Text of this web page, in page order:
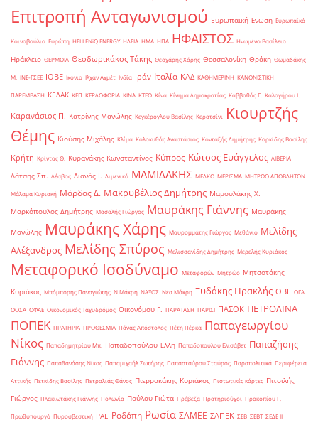
Επιτροπή Ανταγωνισμού Ευρωπαϊκή Ένωση Ευρωπαϊκό
Κοινοβούλιο Ευρώπη ΗELLENiQ ENERGY ΗΛΕΙΑ ΗΜΑ ΗΠΑ ΗΦΑΙΣΤΟΣ Ηνωμένο Βασίλειο
Ηράκλειο ΘΕΡΜΟΙΛ Θεοδωρικάκος Τάκης Θεοχάρης Χάρης Θεσσαλονίκη Θράκη Θωμαδάκης
Μ. ΙΝΕ-ΓΣΕΕ ΙΟΒΕ Ικόνιο Ιλχάν Αχμέτ Ινδία Ιράν Ιταλία ΚΑΔ ΚΑΘΗΜΕΡΙΝΗ ΚΑΝΟΝΙΣΤΙΚΗ
ΠΑΡΕΜΒΑΣΗ ΚΕΔΑΚ ΚΕΠ ΚΕΡΔΟΦΟΡΙΑ ΚΙΝΑ ΚΤΕΟ Κίνα Κίνημα Δημοκρατίας Καββαθάς Γ. Καλογήρου Ι.
Καρανάσιος Π. Κατρίνης Μανώλης Κεγκέρογλου Βασίλης Κερατσίνι
Κιουρτζής
Θέμης Κιούσης Μιχάλης Κλίμα Κολοκυθάς Αναστάσιος Κονταξής Δημήτρης Κορκίδης Βασίλης
Κρήτη Κρίντας Θ. Κυρανάκης Κωνσταντίνος Κύπρος Κώτσος Ευάγγελος ΛΙΒΕΡΙΑ
Λάτσης Σπ. Λέσβος Λιανός Ι. Λιμενικό ΜΑΜΙΔΑΚΗΣ ΜΕΛΚΟ ΜΕΡΙΣΜΑ ΜΗΤΡΩΟ ΑΠΟΒΛΗΤΩΝ
Μάλαμα Κυριακή Μάρδας Δ. Μακρυβέλιος Δημήτρης Μαμουλάκης Χ.
Μαρκόπουλος Δημήτρης Μασαλής Γιώργος Μαυράκης Γιάννης Μαυράκης
Μανώλης Μαυράκης Χάρης Μαυρομμάτης Γιώργος Μεθάνιο Μελίδης
Αλέξανδρος Μελίδης Σπύρος Μελισσανίδης Δημήτρης Μερελής Κυριάκος
Μεταφορικό Ισοδύναμο Μεταφορών Μητρώο Μητσοτάκης
Κυριάκος Μπόμπορης Παναγιώτης Ν.Μάκρη ΝΑΞΟΣ Νέα Μάκρη Ξυδάκης Ηρακλής ΟΒΕ ΟΓΑ
ΟΟΣΑ ΟΦΑΕ Οικονομικός Ταχυδρόμος Οικονόμου Γ. ΠΑΡΑΤΑΣΗ ΠΑΡΙΣΙ ΠΑΣΟΚ ΠΕΤΡΟΛΙΝΑ
ΠΟΠΕΚ ΠΡΑΤΗΡΙΑ ΠΡΟΘΕΣΜΙΑ Πάνας Απόστολος Πέτη Πέρκα Παπαγεωργίου
Νίκος Παπαδημητρίου Μπ. Παπαδοπούλου Έλλη Παπαδοπούλου Ελισάβετ Παπαζήσης
Γιάννης Παπαθανάσης Νίκος Παπαμιχαήλ Σωτήρης Παπασταύρου Σταύρος Παραπολιτικά Περιφέρεια
Αττικής Πετκίδης Βασίλης Πετραλιάς Θάνος Πιερρακάκης Κυριάκος Πιστωτικές κάρτες Πιτσιλής
Γιώργος Πλακιωτάκης Γιάννης Πολωνία Πούλου Γιώτα Πρέβεζα Πρατηριούχοι Προκοπίου Γ.
Πρωθυπουργό Πυροσβεστική ΡΑΕ Ροδόπη Ρωσία ΣΑΜΕΕ ΣΑΠΕΚ ΣΕΒ ΣΕΒΤ ΣΕΔΕ ΙΙ